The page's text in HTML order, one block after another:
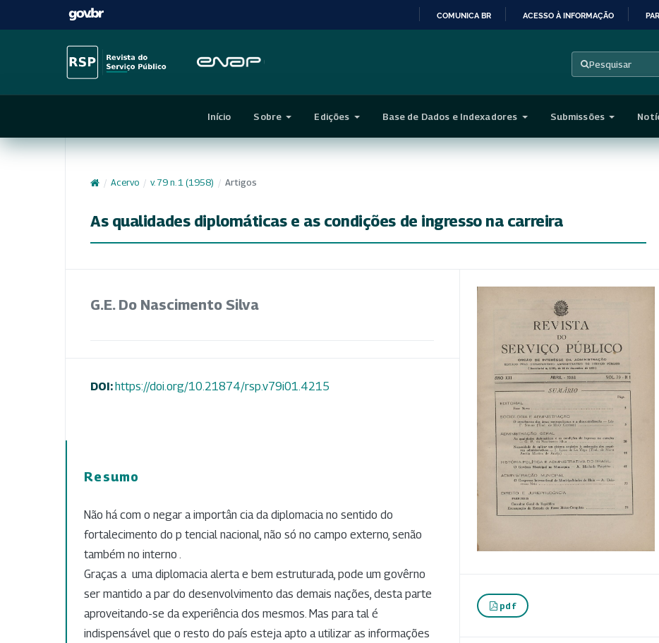
CONTEÚDO
COMUNICA BR ACESSO À INFORMAÇÃO
Pesquisar
Início Sobre Edições Base de Dados e Indexadores Submissões
/ Acervo / v. 79 n. 1 (1958) / Artigos
As qualidades diplomáticas e as condições de ingresso na carreira
G.E. Do Nascimento Silva
DOI:https://doi.org/10.21874/rsp.v79i01.4215
Resumo
Não há com o negar a importân cia da diplomacia no sentido do
fortalecimento do p tencial nacional, não só no campo externo, senão
também no interno .
Graças a uma diplomacia alerta e bem estruturada, pode um govêrno
ser mantido a par do desenvolvimento das demais nações, desta parte
aproveitando-se da experiência dos mesmos. Mas para tal é
indispensável que o resto do país esteja apto a utilizar as informações
pdf